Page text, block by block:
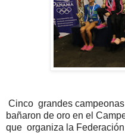
Cinco grandes
bañaron de oro en el
que organiza la